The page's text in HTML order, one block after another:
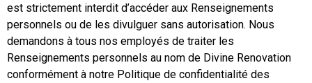
est strictement interdit d’accéder aux Renseignements
personnels ou de les divulguer sans autorisation. Nous
demandons à tous nos employés de traiter les
Renseignements personnels au nom de Divine Renovation
conformément à notre Politique de confidentialité des